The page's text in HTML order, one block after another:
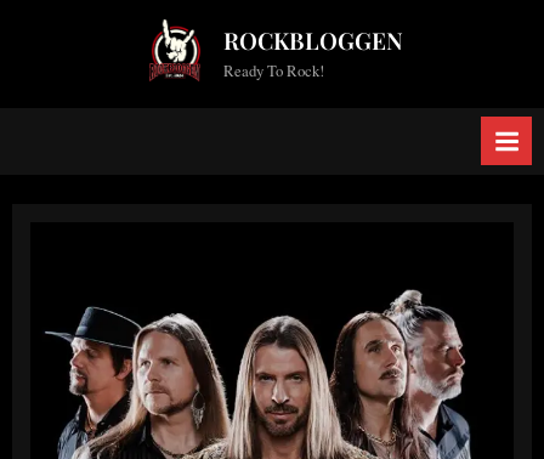
ROCKBLOGGEN
Ready To Rock!